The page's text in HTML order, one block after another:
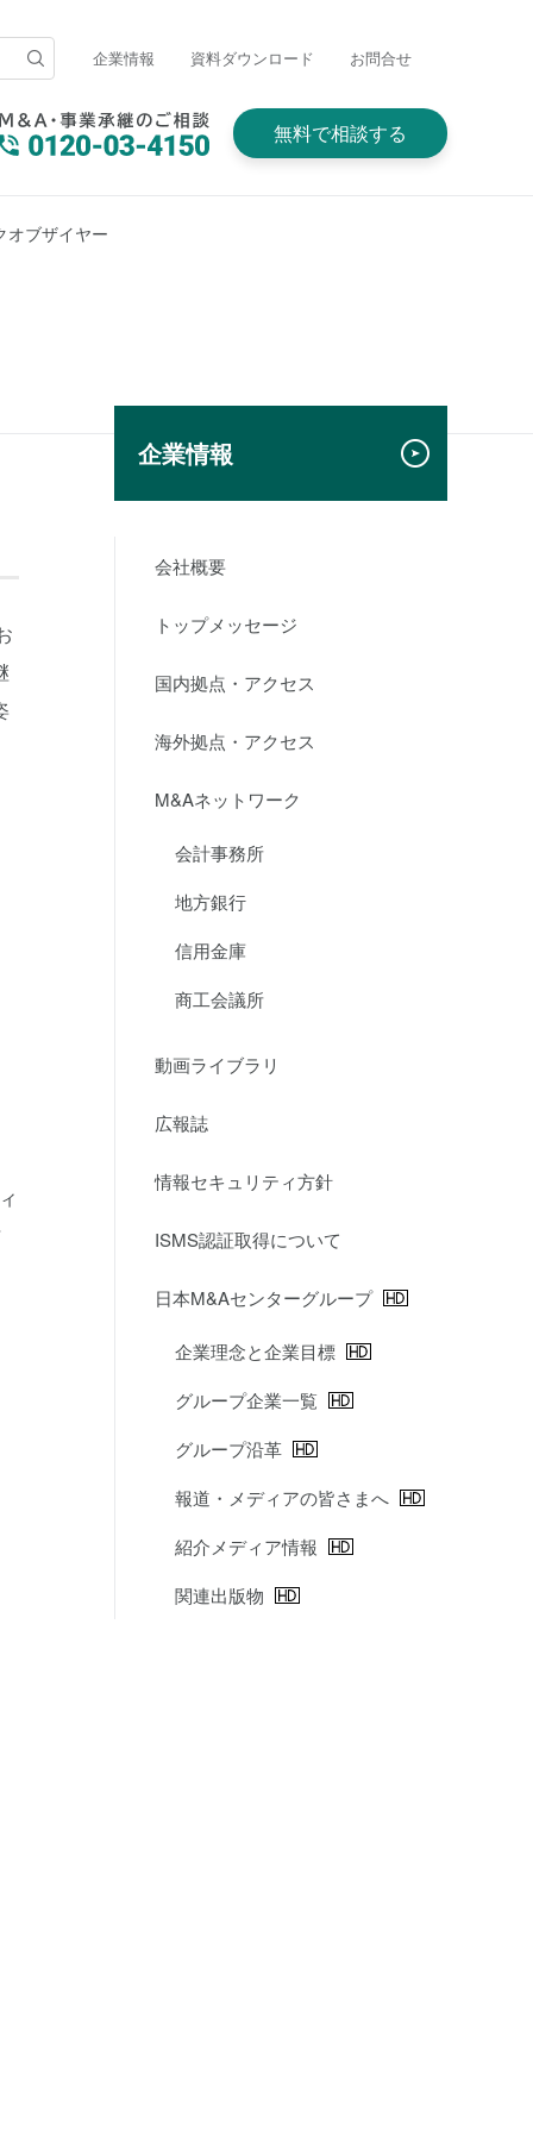
企業情報 資料ダウンロード お問合せ
無料で相談する
オブザイヤー
企業情報
会社概要
トップメッセージ
国内拠点・アクセス
海外拠点・アクセス
M&Aネットワーク
会計事務所
地方銀行
信用金庫
商工会議所
動画ライブラリ
広報誌
情報セキュリティ方針
ISMS認証取得について
日本M&Aセンターグループ
企業理念と企業目標
グループ企業一覧
グループ沿革
報道・メディアの皆さまへ
紹介メディア情報
関連出版物